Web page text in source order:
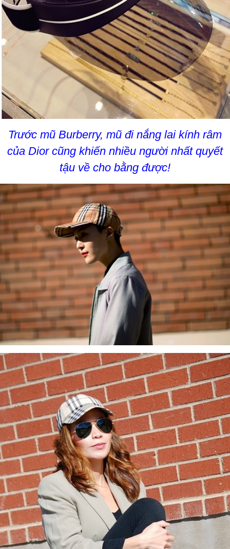
Trước mũ Burberry, mũ đi nắng lai kính râm
của Dior cũng khiến nhiều người nhất quyết
tậu về cho bằng được!